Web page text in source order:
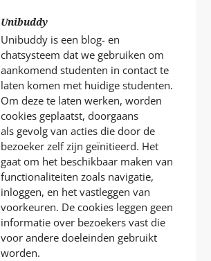
Unibuddy
Unibuddy is een blog- en
chatsysteem dat we gebruiken om
aankomend studenten in contact te
laten komen met huidige studenten.
Om deze te laten werken, worden
cookies geplaatst, doorgaans
als gevolg van acties die door de
bezoeker zelf zijn geïnitieerd. Het
gaat om het beschikbaar maken van
functionaliteiten zoals navigatie,
inloggen, en het vastleggen van
voorkeuren. De cookies leggen geen
informatie over bezoekers vast die
voor andere doeleinden gebruikt
worden.